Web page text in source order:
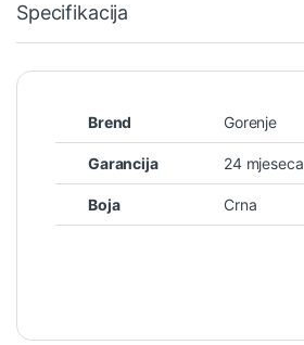
Specifikacija
Brend Gorenje
Garancija 24 mjeseca
Boja Crna